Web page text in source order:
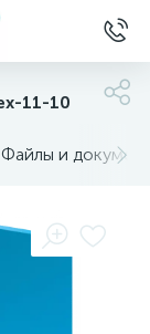
11-10
Файлы и